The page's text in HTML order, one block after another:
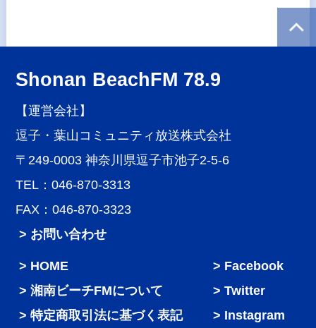
Shonan BeachFM 78.9
【運営会社】
逗子・葉山コミュニティ放送株式会社
〒249-0003 神奈川県逗子市池子2-5-6
TEL：046-870-3313
FAX：046-870-3323
> お問い合わせ
HOME
湘南ビーチFMについて
特定商取引法に基づく表記
Facebook
Twitter
Instagram